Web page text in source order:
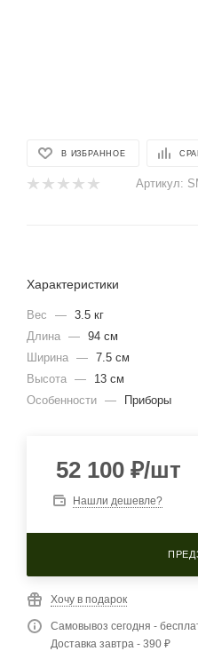
В ИЗБРАННОЕ
Артикул:
Характеристики
Вес — 3.5 кг
Длина — 94 см
Ширина — 7.5 см
Высота —
13 см
Особенности — Приборы
52 100 ₽/шт
Нашли дешевле?
Хочу в подарок
Самовывоз сегодня -
Доставка завтра - 390 ₽